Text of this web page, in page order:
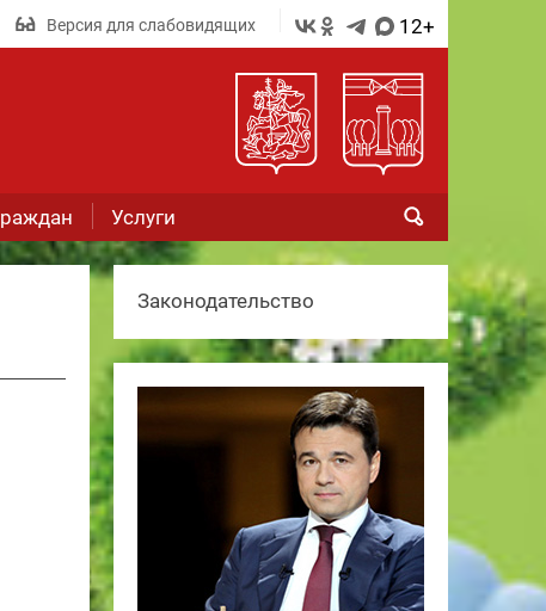
Версия для слабовидящих 12+
Услуги
Законодательство